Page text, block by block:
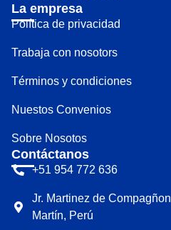
La empresa
Política de privacidad
Trabaja con nosotors
Términos y condiciones
Nuestos Convenios
Sobre Nosotos
Contáctanos
+51 954 772 636
Jr. Martinez de
Martín, Perú